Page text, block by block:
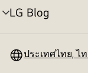
LG Blog
สลับ
ประเทศไทย, ไ